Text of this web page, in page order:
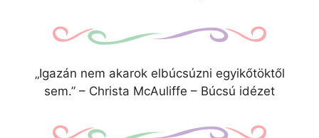
„Igazán nem akarok elbúcsúzni egyikőtöktől
sem.” – Christa McAuliffe – Búcsú idézet